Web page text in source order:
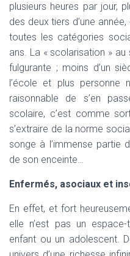
plusieurs heures par jour,
des deux tiers d’une
toutes les catégories
ans. La « scolarisation » au
fulgurante ; moins d’un
l’école et plus personne
raisonnable de s’en
scolaire, c’est comme
s’extraire de la norme
songe à l’immense partie
de son enceinte…
Enfermés, asociaux et
En effet, et fort
elle n’est pas un
enfant ou un adolescent.